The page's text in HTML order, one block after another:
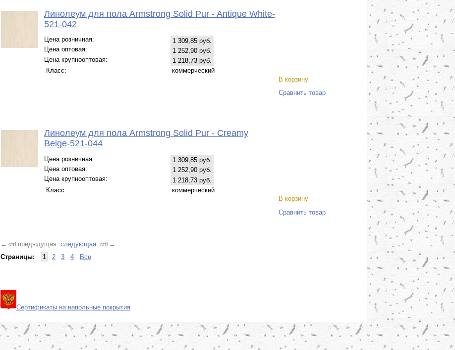
Линолеум для пола Armstrong Solid Pur - Antique White-
521-042
Цена розничная:
1 309,85 руб.
Цена оптовая:
1 252,90 руб.
Цена крупнооптовая:
1 218,73 руб.
Класс:
коммерческий
В корзину
Сравнить товар
Линолеум для пола Armstrong Solid Pur - Creamy
Beige-521-044
Цена розничная:
1 309,85 руб.
Цена оптовая:
1 252,90 руб.
Цена крупнооптовая:
1 218,73 руб.
Класс:
коммерческий
В корзину
Сравнить товар
← ctrl предыдущая следующая ctrl →
Страницы: 1 2 3 4 Все
Сертификаты на напольные покрытия